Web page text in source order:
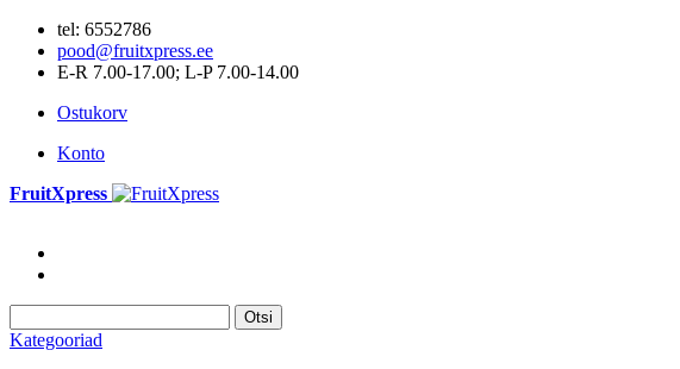
tel: 6552786
pood@fruitxpress.ee
E-R 7.00-17.00; L-P 7.00-14.00
Ostukorv
Konto
FruitXpress
Otsi
Kategooriad